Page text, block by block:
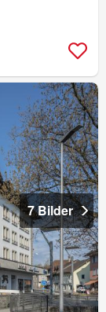
7 Bilder